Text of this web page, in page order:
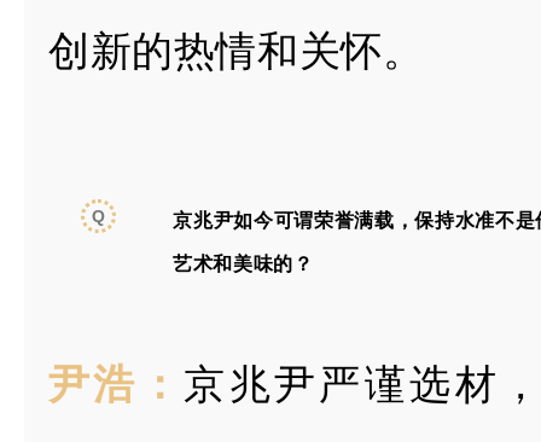
创新的热情和关怀。
Q 京兆尹如今可谓荣誉满载，保持水准不是
艺术和美味的？
尹浩： 京兆尹严谨选材